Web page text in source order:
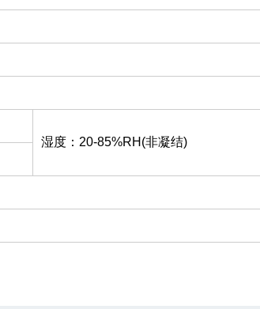
湿度：20-85%RH(非凝结)